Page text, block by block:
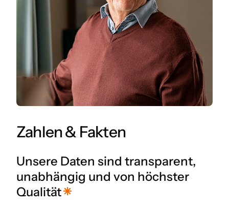
Zahlen & Fakten
Unsere Daten sind transparent,
unabhängig und von höchster
Qualität